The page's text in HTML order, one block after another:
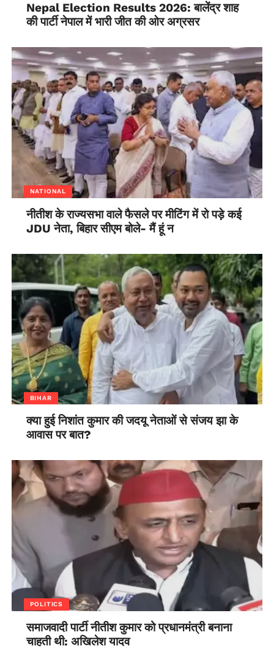
Nepal Election Results 2026: बालेंद्र शाह
की पार्टी नेपाल में भारी जीत की ओर अग्रसर
NATIONAL
नीतीश के राज्यसभा वाले फैसले पर मीटिंग में रो पड़े कई
JDU नेता, बिहार सीएम बोले- मैं हूं न
BIHAR
क्या हुई निशांत कुमार की जदयू नेताओं से संजय झा के
आवास पर बात?
POLITICS
समाजवादी पार्टी नीतीश कुमार को प्रधानमंत्री बनाना
चाहती थी: अखिलेश यादव